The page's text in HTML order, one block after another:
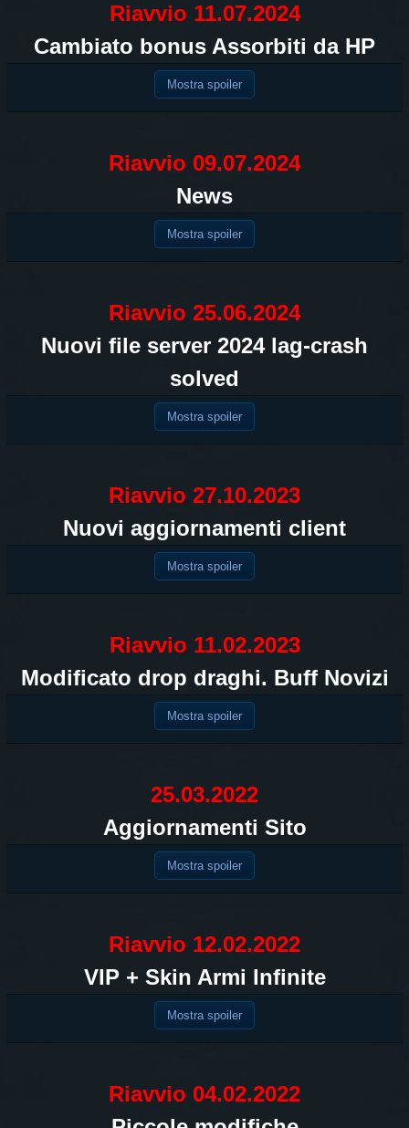
Riavvio 11.07.2024
Cambiato bonus Assorbiti da HP
Mostra spoiler
Riavvio 09.07.2024
News
Mostra spoiler
Riavvio 25.06.2024
Nuovi file server 2024 lag-crash
solved
Mostra spoiler
Riavvio 27.10.2023
Nuovi aggiornamenti client
Mostra spoiler
Riavvio 11.02.2023
Modificato drop draghi. Buff Novizi
Mostra spoiler
25.03.2022
Aggiornamenti Sito
Mostra spoiler
Riavvio 12.02.2022
VIP + Skin Armi Infinite
Mostra spoiler
Riavvio 04.02.2022